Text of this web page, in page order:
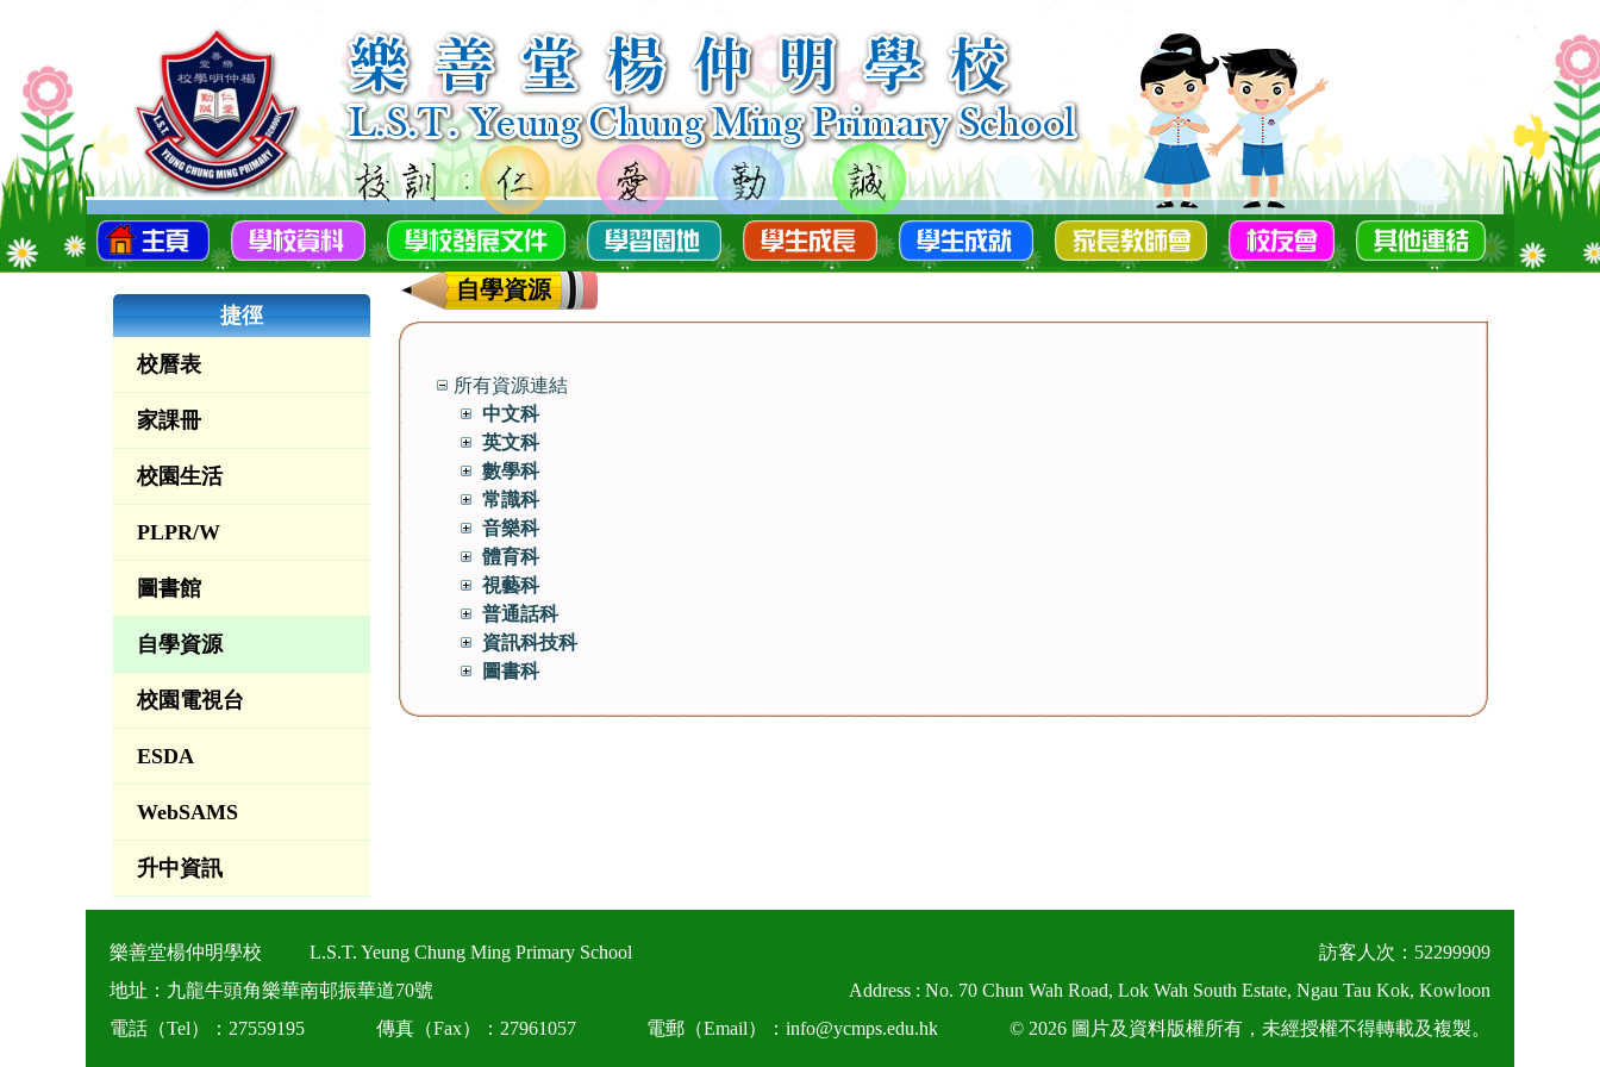
捷徑
校曆表
家課冊
校園生活
PLPR/W
圖書館
自學資源
校園電視台
ESDA
WebSAMS
升中資訊
自學資源
所有資源連結
中文科
英文科
數學科
常識科
音樂科
體育科
視藝科
普通話科
資訊科技科
圖書科
樂善堂楊仲明學校 L.S.T. Yeung Chung Ming Primary School
訪客人次：52299909
地址：九龍牛頭角樂華南邨振華道70號
Address : No. 70 Chun Wah Road, Lok Wah South Estate, Ngau Tau Kok, Kowloon
電話（Tel）：27559195
傳真（Fax）：27961057 電郵（Email）：info@ycmps.edu.hk © 2026 圖片及資料版權所有，未經授權不得轉載及複製。